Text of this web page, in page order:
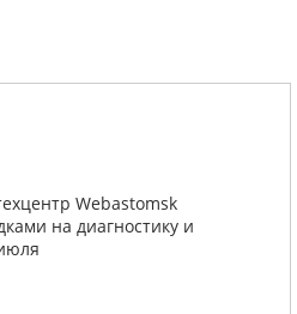
Webastomsk
на диагностику и